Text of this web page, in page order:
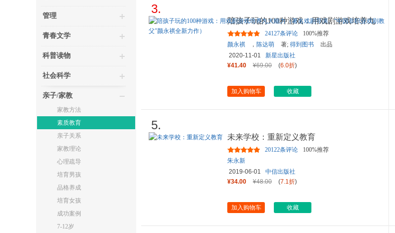
管理
青春文学
科普读物
社会科学
亲子/家教
家教方法
素质教育
亲子关系
家教理论
心理疏导
培育男孩
品格养成
培育女孩
成功案例
7-12岁
3.
陪孩子玩的100种游戏：用戏剧游戏培养九
大能力（著名戏剧导演、“...
24127条评论
100%推荐
颜永祺
， 陈达萌 著; 得到图书
出品
2020-11-01
新星出版社
¥41.40
¥69.00 (6.0折)
加入购物车 收藏
5.
未来学校：重新定义教育
20122条评论
100%推荐
朱永新
2019-06-01
中信出版社
¥34.00
¥48.00 (7.1折)
加入购物车 收藏